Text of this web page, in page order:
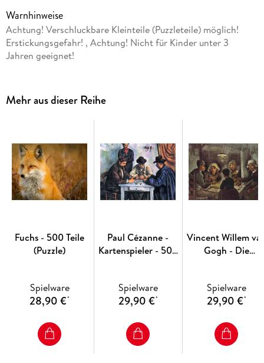
Warnhinweise
Achtung! Verschluckbare Kleinteile (Puzzleteile) möglich!
Erstickungsgefahr! , Achtung! Nicht für Kinder unter 3
Jahren geeignet!
Mehr aus dieser Reihe
Fuchs - 500 Teile
(Puzzle)
Spielware
28,90 €*
Paul Cézanne -
Kartenspieler - 500
Spielware
29,90 €*
Vincent Willem
Gogh - Die
Spielware
29,90 €*